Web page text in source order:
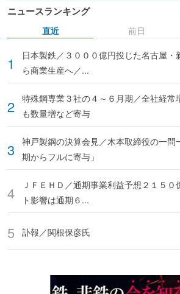
ニュースランキング
直近
日本製鉄／３０００億円投じた名古屋
ら商業生産へ／...
特殊鋼専業３社の４～６月期／全社経常
も数量増など寄与
神戸製鋼の決算会見／木本取締役の一問
期からフルに寄与」
ＪＦＥＨＤ／通期事業利益予想２１５０
ト影響は通期６...
訃報／関根保彦氏
前日